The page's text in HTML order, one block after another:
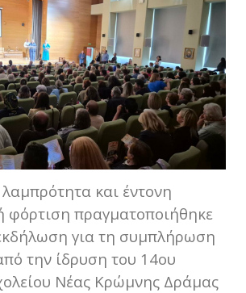
και έντονη
φόρτιση πραγματοποιήθηκε
για τη συμπλήρωση
την ίδρυση του 14ου
Νέας Κρώμνης Δράμας